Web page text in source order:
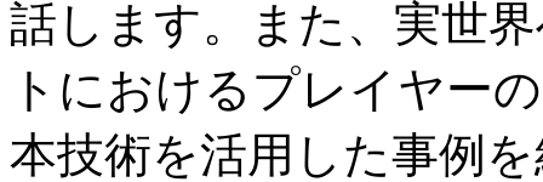
話します。また、実世
トにおけるプレイヤー
本技術を活用した事例